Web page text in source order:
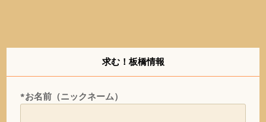
求む！板橋情報
*お名前（ニックネーム）